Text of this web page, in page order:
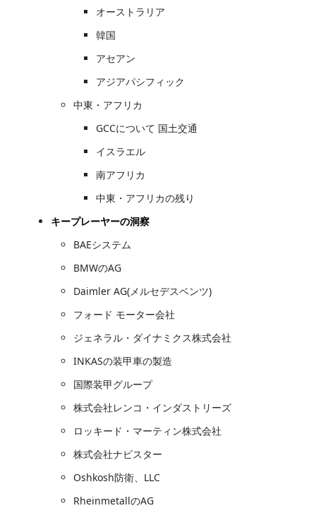
オーストラリア
韓国
アセアン
アジアパシフィック
中東・アフリカ
GCCについて 国土交通
イスラエル
南アフリカ
中東・アフリカの残り
キープレーヤーの洞察
BAEシステム
BMWのAG
Daimler AG(メルセデスベンツ)
フォード モーター会社
ジェネラル・ダイナミクス株式会社
INKASの装甲車の製造
国際装甲グループ
株式会社レンコ・インダストリーズ
ロッキード・マーティン株式会社
株式会社ナビスター
Oshkosh防衛、LLC
RheinmetallのAG